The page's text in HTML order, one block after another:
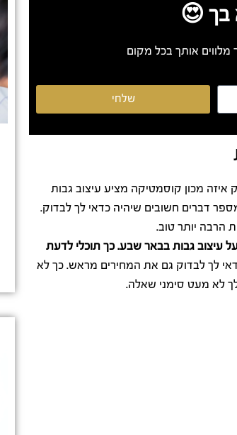
בך 😍
אותך בכל מקום
שלחי
מכון קוסמטיקה מציע עיצוב גבות
דברים חשובים שיהיה כדאי לך לבדוק.
הרבה יותר טוב.
עיצוב גבות בבאר שבע. כך תוכלי לדעת
לך לבדוק גם את המחירים מראש. כך לא
לך לא מעט סימני שאלה.